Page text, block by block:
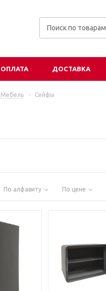
ОПЛАТА ДОСТАВКА
Мебель - Сейфы
По алфавиту По цене